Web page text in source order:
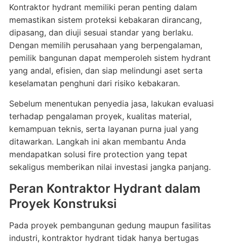
Kontraktor hydrant memiliki peran penting dalam
memastikan sistem proteksi kebakaran dirancang,
dipasang, dan diuji sesuai standar yang berlaku.
Dengan memilih perusahaan yang berpengalaman,
pemilik bangunan dapat memperoleh sistem hydrant
yang andal, efisien, dan siap melindungi aset serta
keselamatan penghuni dari risiko kebakaran.
Sebelum menentukan penyedia jasa, lakukan evaluasi
terhadap pengalaman proyek, kualitas material,
kemampuan teknis, serta layanan purna jual yang
ditawarkan. Langkah ini akan membantu Anda
mendapatkan solusi fire protection yang tepat
sekaligus memberikan nilai investasi jangka panjang.
Peran Kontraktor Hydrant dalam
Proyek Konstruksi
Pada proyek pembangunan gedung maupun fasilitas
industri, kontraktor hydrant tidak hanya bertugas